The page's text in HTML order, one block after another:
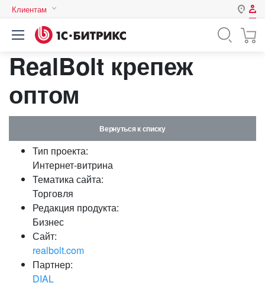
Клиентам
Казахстан
Авторизация
Нет аккаунта?
Пароль
RealBolt крепеж
оптом
Вернуться к списку
Тип проекта:
Интернет-витрина
Тематика сайта:
Торговля
Редакция продукта:
Бизнес
Сайт:
realbolt.com
Партнер:
DIAL